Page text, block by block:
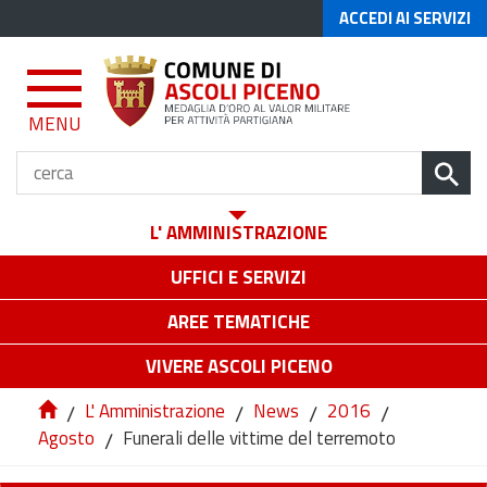
ACCEDI AI SERVIZI
MENU
L' AMMINISTRAZIONE
UFFICI E SERVIZI
AREE TEMATICHE
VIVERE ASCOLI PICENO
/ L' Amministrazione / News / 2016 /
Agosto / Funerali delle vittime del terremoto